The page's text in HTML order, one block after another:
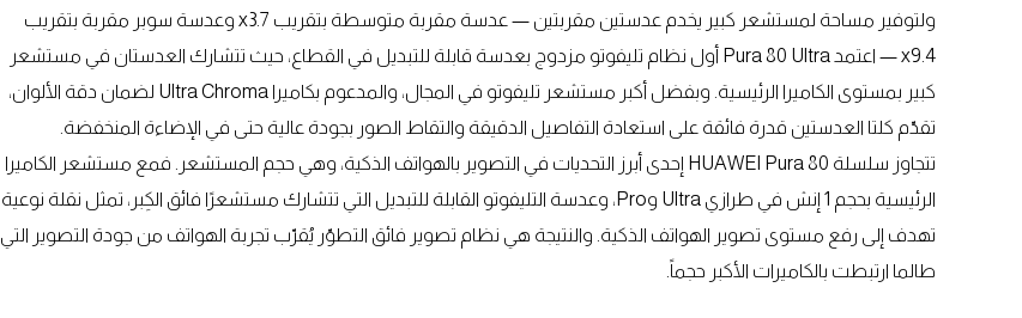
ولتوفير مساحة لمستشعر كبير يخدم عدستين مقربتين — عدسة مقربة متوسطة بتقريب x3.7 وعدسة سوبر مقربة بتقريب
x9.4 — اعتمد Pura 80 Ultra أول نظام تليفوتو مزدوج بعدسة قابلة للتبديل في القطاع، حيث تتشارك العدستان في مستشعر
كبير بمستوى الكاميرا الرئيسية. وبفضل أكبر مستشعر تليفوتو في المجال، والمدعوم بكاميرا Ultra Chroma لضمان دقة الألوان،
تقدّم كلتا العدستين قدرة فائقة على استعادة التفاصيل الدقيقة والتقاط الصور بجودة عالية حتى في الإضاءة المنخفضة.
تتجاوز سلسلة HUAWEI Pura 80 إحدى أبرز التحديات في التصوير بالهواتف الذكية، وهي حجم المستشعر. فمع مستشعر الكاميرا
الرئيسية بحجم 1 إنش في طرازي Ultra وPro، وعدسة التليفوتو القابلة للتبديل التي تتشارك مستشعرًا فائق الكِبر، تمثل نقلة نوعية
تهدف إلى رفع مستوى تصوير الهواتف الذكية. والنتيجة هي نظام تصوير فائق التطوّر يُقرّب تجربة الهواتف من جودة التصوير التي
طالما ارتبطت بالكاميرات الأكبر حجماً.